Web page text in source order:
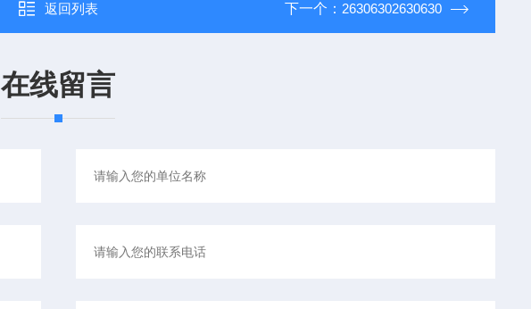
返回列表 下一个： 26306302630630
在线留言